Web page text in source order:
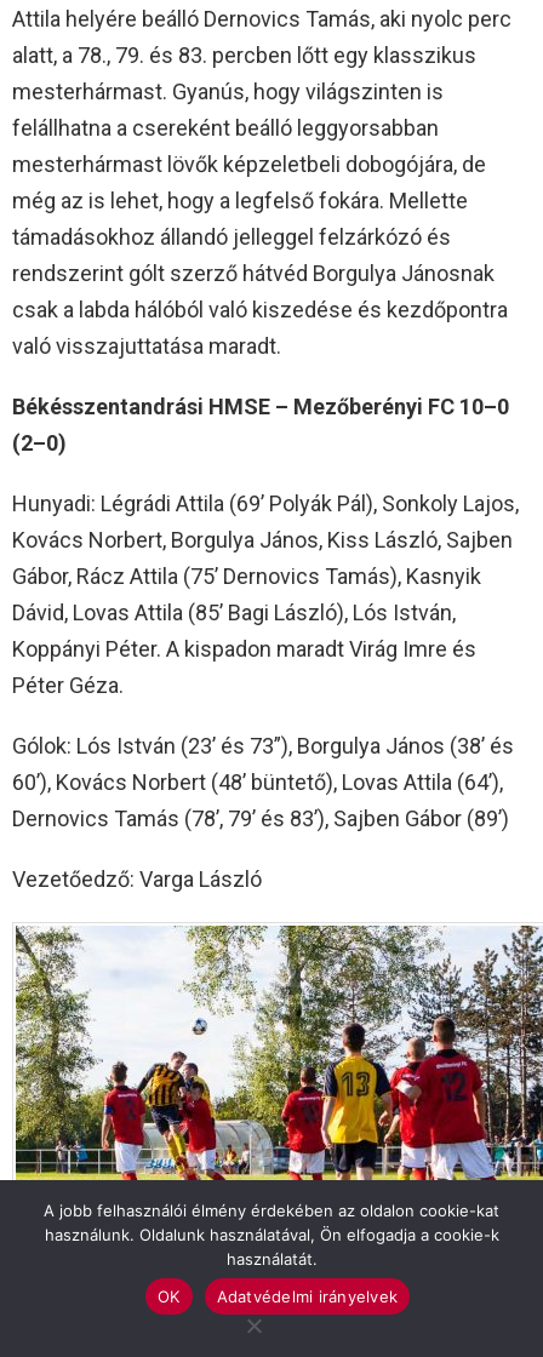
Attila helyére beálló Dernovics Tamás, aki nyolc perc
alatt, a 78., 79. és 83. percben lőtt egy klasszikus
mesterhármast. Gyanús, hogy világszinten is
felállhatna a csereként beálló leggyorsabban
mesterhármast lövők képzeletbeli dobogójára, de
még az is lehet, hogy a legfelső fokára. Mellette
támadásokhoz állandó jelleggel felzárkózó és
rendszerint gólt szerző hátvéd Borgulya Jánosnak
csak a labda hálóból való kiszedése és kezdőpontra
való visszajuttatása maradt.
Békésszentandrási HMSE – Mezőberényi FC 10–0
(2–0)
Hunyadi: Légrádi Attila (69’ Polyák Pál), Sonkoly Lajos,
Kovács Norbert, Borgulya János, Kiss László, Sajben
Gábor, Rácz Attila (75’ Dernovics Tamás), Kasnyik
Dávid, Lovas Attila (85’ Bagi László), Lós István,
Koppányi Péter. A kispadon maradt Virág Imre és
Péter Géza.
Gólok: Lós István (23’ és 73”), Borgulya János (38’ és
60’), Kovács Norbert (48’ büntető), Lovas Attila (64’),
Dernovics Tamás (78’, 79’ és 83’), Sajben Gábor (89’)
Vezetőedző: Varga László
A jobb felhasználói élmény érdekében az oldalon cookie-kat
használunk. Oldalunk használatával, Ön elfogadja a cookie-k
használatát.
OK
Adatvédelmi irányelvek